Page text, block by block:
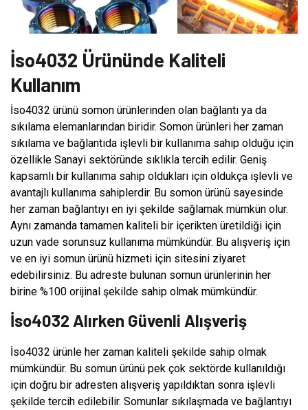
İso4032 Ürününde Kaliteli
Kullanım
İso4032 ürünü somon ürünlerinden olan bağlantı ya da
sıkılama elemanlarından biridir. Somon ürünleri her zaman
sıkılama ve bağlantıda işlevli bir kullanıma sahip olduğu için
özellikle Sanayi sektöründe sıklıkla tercih edilir. Geniş
kapsamlı bir kullanıma sahip oldukları için oldukça işlevli ve
avantajlı kullanıma sahiplerdir. Bu somon ürünü sayesinde
her zaman bağlantıyı en iyi şekilde sağlamak mümkün olur.
Aynı zamanda tamamen kaliteli bir içerikten üretildiği için
uzun vade sorunsuz kullanıma mümkündür. Bu alışveriş için
ve en iyi somun ürünü hizmeti için sitesini ziyaret
edebilirsiniz. Bu adreste bulunan somun ürünlerinin her
birine %100 orijinal şekilde sahip olmak mümkündür.
İso4032 Alırken Güvenli Alışveriş
İso4032 ürünle her zaman kaliteli şekilde sahip olmak
mümkündür. Bu somun ürünü pek çok sektörde kullanıldığı
için doğru bir adresten alışveriş yapıldıktan sonra işlevli
şekilde tercih edilebilir. Somunlar sıkılaşmada ve bağlantıyı